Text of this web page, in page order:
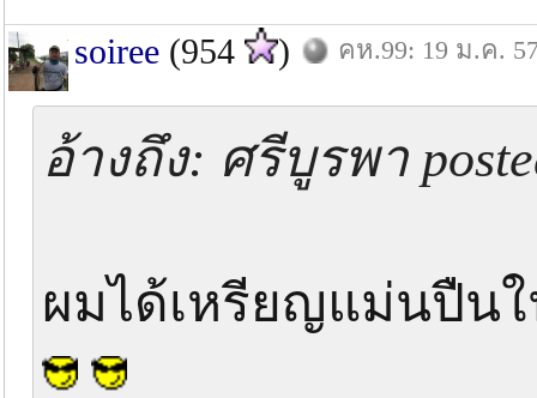
soiree (954 ) คห.99: 19 ม.ค.
อ้างถึง: ศรีบูรพา
ผมได้เหรียญแม่นปืน